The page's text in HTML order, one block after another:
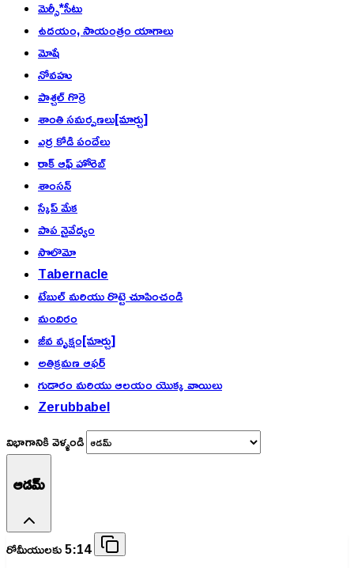
మెర్సీ*సీటు
ఉదయం, సాయంత్రం యాగాలు
మోషే
నోవహు
పాశ్చల్ గొర్రె
శాంతి సమర్పణలు[మార్చు]
ఎర్ర కోడి పందేలు
రాక్ ఆఫ్ హోరెబ్
శాంసన్
స్కేప్ మేక
పాప నైవేద్యం
సొలొమో
Tabernacle
టేబుల్ మరియు రొట్టె చూపించండి
మందిరం
జీవ వృక్షం[మార్చు]
అతిక్రమణ ఆఫర్
గుడారం మరియు ఆలయం యొక్క వాయిలు
Zerubbabel
విభాగానికి వెళ్ళండి
ఆడమ్
రోమీయులకు 5:14